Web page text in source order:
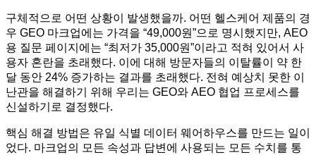
구체적으로 어떤 상황이 발생했을까. 어떤 헬스케어 제품의 경
우 GEO 마크업에는 가격을 “49,000원”으로 명시했지만, AEO
용 질문 페이지에는 “최저가 35,000원”이라고 적혀 있어서 사
용자 혼란을 초래했다. 이에 대해 방문자들의 이탈률이 약 한
달 동안 24% 증가하는 결과를 초래했다. 전혀 예상치 못한 이
난관을 해결하기 위해 우리는 GEO와 AEO 협업 프로세스를
신설하기로 결정했다.
핵심 해결 방법은 유일 식별 데이터 웨어하우스를 만드는 일이
었다. 마크업의 모든 속성과 답변에 사용되는 모든 수치를 통